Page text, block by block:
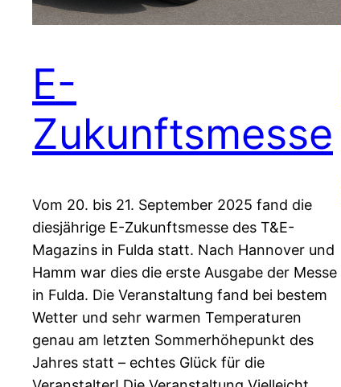
E-
Zukunftsmesse
Vom 20. bis 21. September 2025 fand die
diesjährige E-Zukunftsmesse des T&E-
Magazins in Fulda statt. Nach Hannover und
Hamm war dies die erste Ausgabe der Messe
in Fulda. Die Veranstaltung fand bei bestem
Wetter und sehr warmen Temperaturen
genau am letzten Sommerhöhepunkt des
Jahres statt – echtes Glück für die